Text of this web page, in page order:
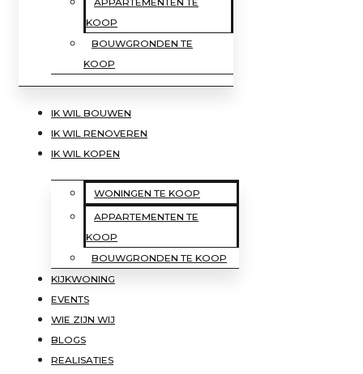
APPARTEMENTEN TE
KOOP
BOUWGRONDEN TE
KOOP
IK WIL BOUWEN
IK WIL RENOVEREN
IK WIL KOPEN
WONINGEN TE KOOP
APPARTEMENTEN TE
KOOP
BOUWGRONDEN TE KOOP
KIJKWONING
EVENTS
WIE ZIJN WIJ
BLOGS
REALISATIES